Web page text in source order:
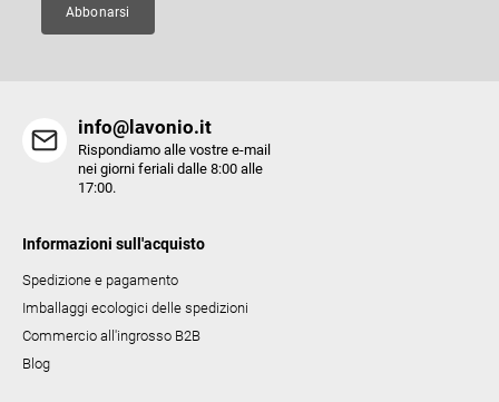
e
Abbonarsi
info@lavonio.it
Rispondiamo alle vostre e-mail
nei giorni feriali dalle 8:00 alle
17:00.
Informazioni sull'acquisto
Spedizione e pagamento
Imballaggi ecologici delle spedizioni
Commercio all'ingrosso B2B
Blog